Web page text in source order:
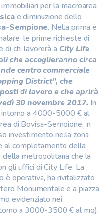
per la macroarea
e diminuzione dello
Sempione. Nella prima è
le prime richieste di
di chi lavorerà a City Life
che accoglieranno circa
centro commerciale
District”, che
di lavoro e che aprirà
30 novembre 2017. In
intorno a 4000-5000 € al
di Bovisa-Sempione, in
investimento nella zona
al completamento della
della metropolitana che la
gli uffici di City Life. La
è operativa, ha rivitalizzato
Monumentale e a piazza
evidenziato nei
a 3000-3500 € al mq).